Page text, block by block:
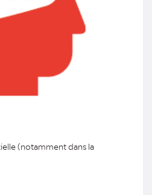
(notamment dans la